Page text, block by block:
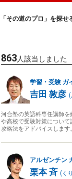
「その道のプロ」を探せ
863人該当しました
学習・受験 ガ
吉田 敦彦 (
河合塾の英語科専任講師
や高校で受験対策につい
攻略法をアドバイスします
アルゼンチン
栗本 斉 ( く